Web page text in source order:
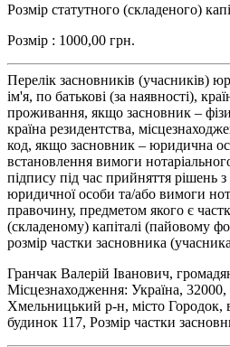
Розмір статутного (складеного)
Розмір : 1000,00 грн.
Перелік засновників (учасників)
ім'я, по батькові (за наявності),
проживання, якщо засновник –
країна резидентства,
код, якщо засновник – юридична
встановлення вимоги
підпису під час прийняття рішень з
юридичної особи та/або вимоги
правочину, предметом якого є
(складеному) капіталі (пайовому
розмір частки засновника
Гранчак Валерій Іванович,
Місцезнаходження: Україна,
Хмельницький р-н, місто Городок,
будинок 117, Розмір частки